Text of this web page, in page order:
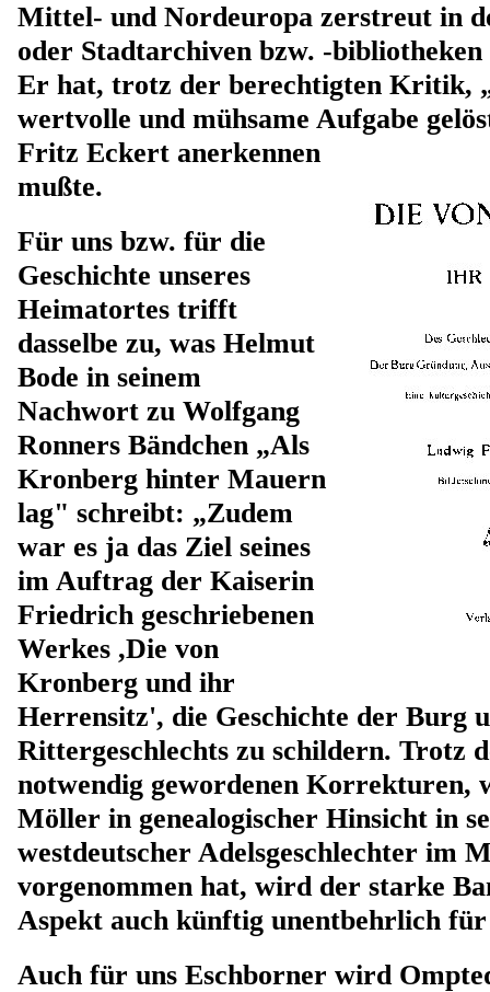
Mittel- und Nordeuropa zerstreut in
oder Stadtarchiven bzw. -
Er hat, trotz der berechtigten Kritik,
wertvolle und mühsame Aufgabe
Fritz Eckert anerkennen
mußte.
Für uns bzw. für die
Geschichte unseres
Heimatortes trifft
dasselbe zu, was Helmut
Bode in seinem
Nachwort zu Wolfgang
Ronners Bändchen „Als
Kronberg hinter Mauern
lag" schreibt: „Zudem
war es ja das Ziel seines
im Auftrag der Kaiserin
Friedrich geschriebenen
Werkes ,Die von
Kronberg und ihr
Herrensitz', die Geschichte der Burg
Rittergeschlechts zu schildern. Trotz
notwendig gewordenen Korrekturen,
Möller in genealogischer Hinsicht in
westdeutscher Adelsgeschlechter im
vorgenommen hat, wird der starke
Aspekt auch künftig unentbehrlich
Auch für uns Eschborner wird